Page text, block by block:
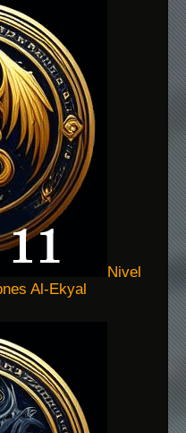
Nivel
Al-Ekyal